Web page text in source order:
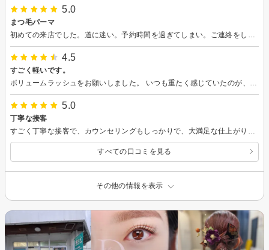
5.0
まつ毛パーマ
4.5
すごく軽いです。
5.0
丁寧な接客
すべての口コミを見る
その他の情報を表示